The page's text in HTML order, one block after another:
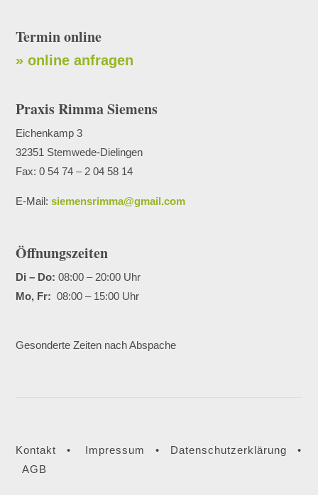
Termin online
» online anfragen
Praxis Rimma Siemens
Eichenkamp 3
32351 Stemwede-Dielingen
Fax: 0 54 74 – 2 04 58 14
E-Mail:siemensrimma@gmail.com
Öffnungszeiten
Di – Do: 08:00 – 20:00 Uhr
Mo, Fr: 08:00 – 15:00 Uhr
Gesonderte Zeiten nach Abspache
Kontakt • Impressum • Datenschutzerklärung •
AGB